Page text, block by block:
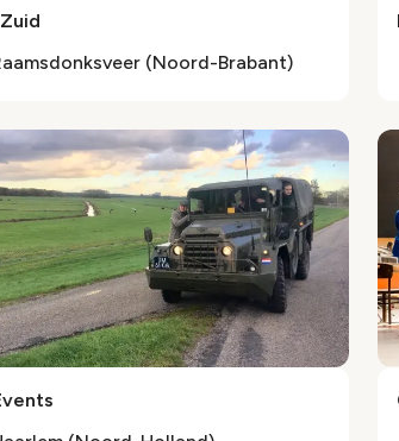
(Noord-Brabant)